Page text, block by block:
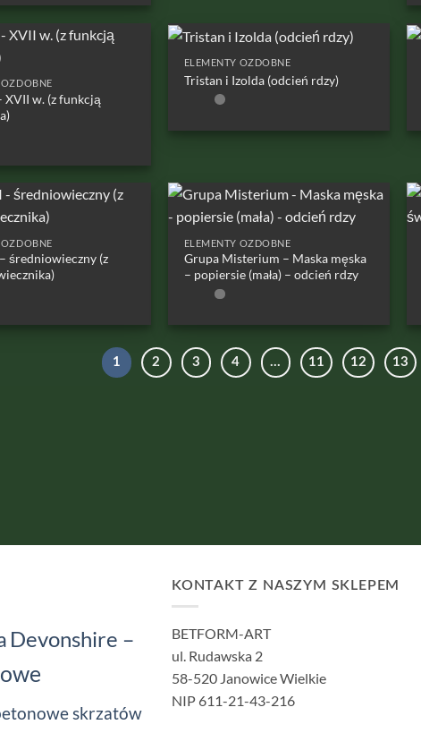
OZDOBNE
XVII w. (z funkcją
ELEMENTY OZDOBNE
Tristan i Izolda (odcień rdzy)
OZDOBNE
średniowieczny (z
ELEMENTY OZDOBNE
Grupa Misterium – Maska męska
– popiersie (mała) – odcień rdzy
1 2 3 4 … 11 12 13
Devonshire –
skrzatów
KONTAKT Z NASZYM SKLEPEM
BETFORM-ART
ul. Rudawska 2
58-520 Janowice Wielkie
NIP 611-21-43-216